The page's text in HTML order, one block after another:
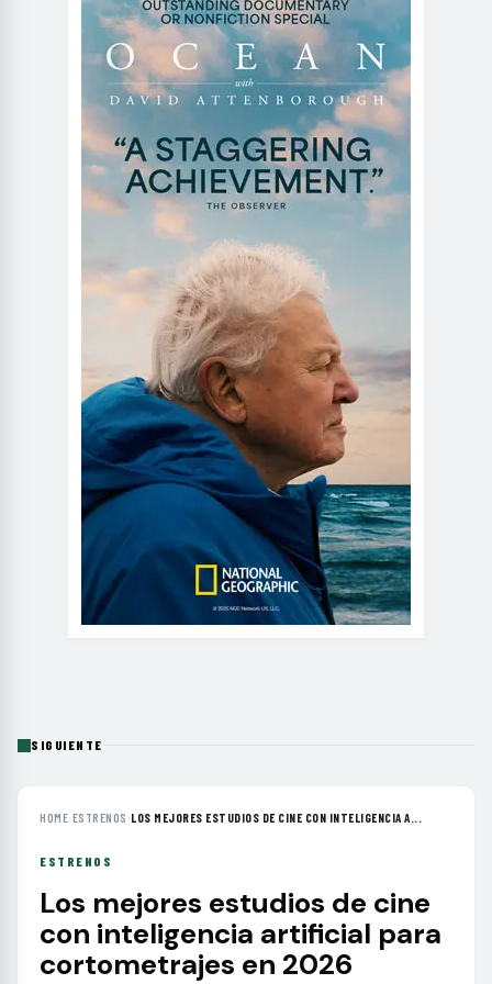
SIGUIENTE
HOME›ESTRENOS ›LOS MEJORES ESTUDIOS DE CINE CON INTELIGENCIA A...
ESTRENOS
Los mejores estudios de cine
con inteligencia artificial para
cortometrajes en 2026